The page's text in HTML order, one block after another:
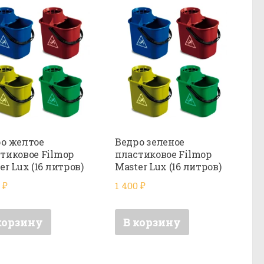
желтое
Filmop
Lux (16 литров)
₽
Ведро зеленое
пластиковое Filmop
Master Lux (16 литров)
1 400₽
В корзину